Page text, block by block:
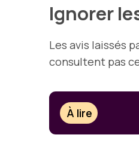
Ignorer
Les avis laissés
consultent pas
À lire